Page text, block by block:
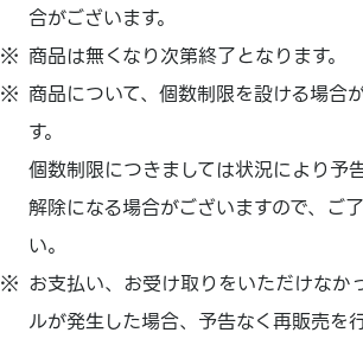
合がございます。
商品は無くなり次第終了となります。
商品について、個数制限を設ける場合
す。
個数制限につきましては状況により予
解除になる場合がございますので、ご
い。
お支払い、 お受け取りをいただけなか
ルが発生した場合、 予告なく再販売を